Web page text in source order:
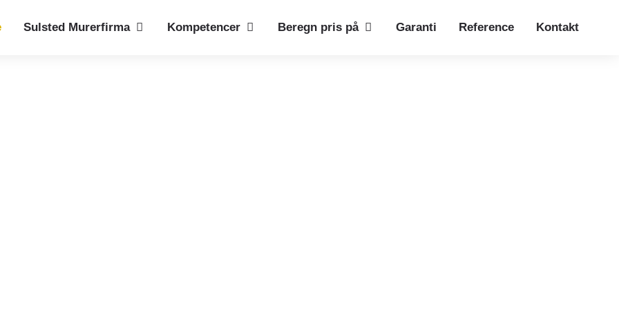
Sulsted Murerfirma Kompetencer Beregn pris på Garanti Reference Kontakt